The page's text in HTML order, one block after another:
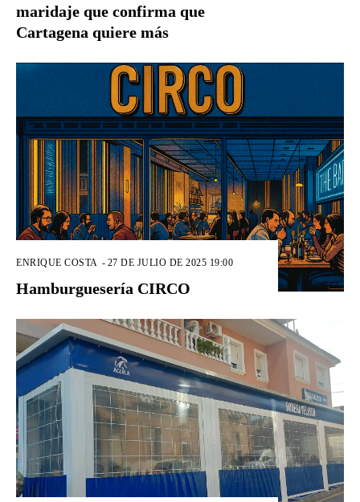
maridaje que confirma que
Cartagena quiere más
ENRIQUE COSTA - 27 DE JULIO DE 2025 19:00
Hamburguesería CIRCO